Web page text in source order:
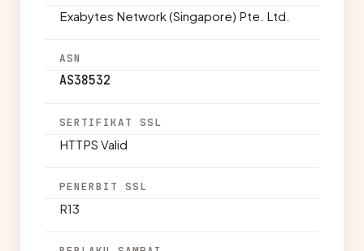
Exabytes Network (Singapore) Pte. Ltd.
ASN
AS38532
SERTIFIKAT SSL
HTTPS Valid
PENERBIT SSL
R13